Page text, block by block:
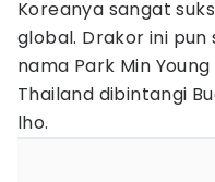
Koreanya sangat
global. Drakor ini
nama Park Min
Thailand dibintangi
lho.